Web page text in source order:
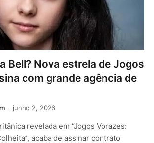
Bell? Nova estrela de Jogos
com grande agência de
junho 2, 2026
revelada em “Jogos Vorazes:
acaba de assinar contrato